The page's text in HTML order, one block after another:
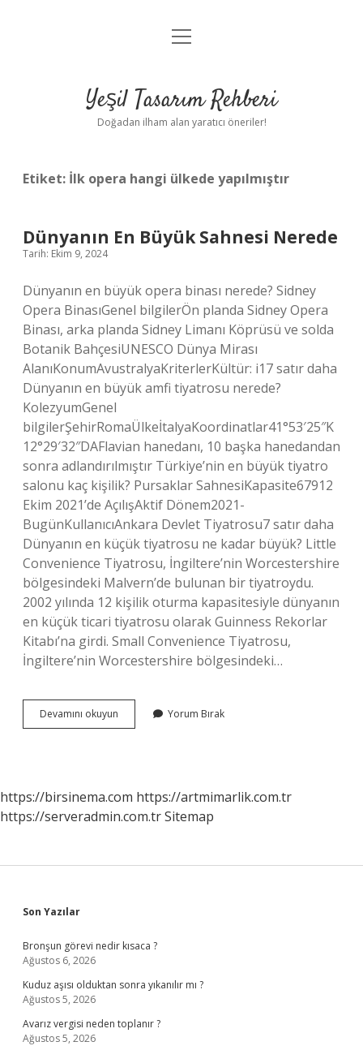
Anasayfa
Yasal Uyarı
menüyü
Yeşil Tasarım Rehberi
Doğadan ilham alan yaratıcı öneriler!
Etiket: İlk opera hangi ülkede yapılmıştır
Dünyanın En Büyük Sahnesi Nerede
Tarih: Ekim 9, 2024
Dünyanın en büyük opera binası nerede? Sidney
Opera BinasıGenel bilgilerÖn planda Sidney Opera
Binası, arka planda Sidney Limanı Köprüsü ve solda
Botanik BahçesiUNESCO Dünya Mirası
AlanıKonumAvustralyaKriterlerKültür: i17 satır daha
Dünyanın en büyük amfi tiyatrosu nerede?
KolezyumGenel
bilgilerŞehirRomaÜlkeİtalyaKoordinatlar41°53′25″K
12°29′32″DAFlavian hanedanı, 10 başka hanedandan
sonra adlandırılmıştır Türkiye’nin en büyük tiyatro
salonu kaç kişilik? Pursaklar SahnesiKapasite67912
Ekim 2021’de AçılışAktif Dönem2021-
BugünKullanıcıAnkara Devlet Tiyatrosu7 satır daha
Dünyanın en küçük tiyatrosu ne kadar büyük? Little
Convenience Tiyatrosu, İngiltere’nin Worcestershire
bölgesindeki Malvern’de bulunan bir tiyatroydu.
2002 yılında 12 kişilik oturma kapasitesiyle dünyanın
en küçük ticari tiyatrosu olarak Guinness Rekorlar
Kitabı’na girdi. Small Convenience Tiyatrosu,
İngiltere’nin Worcestershire bölgesindeki…
Devamını okuyun Dünyanın
En
Yorum Bırak
https://birsinema.com https://artmimarlik.com.tr
https://serveradmin.com.trSitemap
Sidebar
Son Yazılar
Bronşun görevi nedir kısaca ?
Ağustos 6, 2026
Kuduz aşısı olduktan sonra yıkanılır mı ?
Ağustos 5, 2026
Avarız vergisi neden toplanır ?
Ağustos 5, 2026